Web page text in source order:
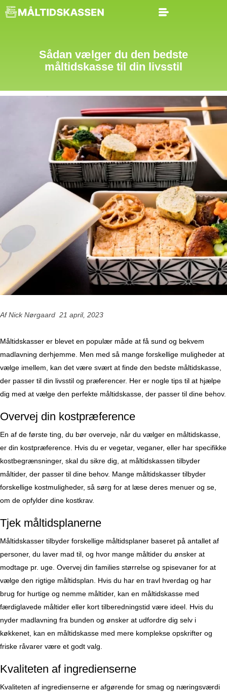
Sådan vælger du den bedste
måltidskasse til din livsstil
Af Nick Nørgaard 21 april, 2023
Måltidskasser er blevet en populær måde at få sund og bekvem
madlavning derhjemme. Men med så mange forskellige muligheder at
vælge imellem, kan det være svært at finde den bedste måltidskasse,
der passer til din livsstil og præferencer. Her er nogle tips til at hjælpe
dig med at vælge den perfekte måltidskasse, der passer til dine behov.
Overvej din kostpræference
En af de første ting, du bør overveje, når du vælger en måltidskasse,
er din kostpræference. Hvis du er vegetar, veganer, eller har specifikke
kostbegrænsninger, skal du sikre dig, at måltidskassen tilbyder
måltider, der passer til dine behov. Mange måltidskasser tilbyder
forskellige kostmuligheder, så sørg for at læse deres menuer og se,
om de opfylder dine kostkrav.
Tjek måltidsplanerne
Måltidskasser tilbyder forskellige måltidsplaner baseret på antallet af
personer, du laver mad til, og hvor mange måltider du ønsker at
modtage pr. uge. Overvej din families størrelse og spisevaner for at
vælge den rigtige måltidsplan. Hvis du har en travl hverdag og har
brug for hurtige og nemme måltider, kan en måltidskasse med
færdiglavede måltider eller kort tilberedningstid være ideel. Hvis du
nyder madlavning fra bunden og ønsker at udfordre dig selv i
køkkenet, kan en måltidskasse med mere komplekse opskrifter og
friske råvarer være et godt valg.
Kvaliteten af ingredienserne
Kvaliteten af ingredienserne er afgørende for smag og næringsværdi